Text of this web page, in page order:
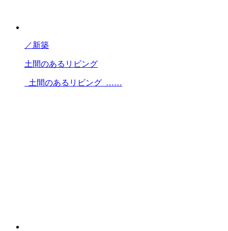
／新築
土間のあるリビング
土間のあるリビング ……